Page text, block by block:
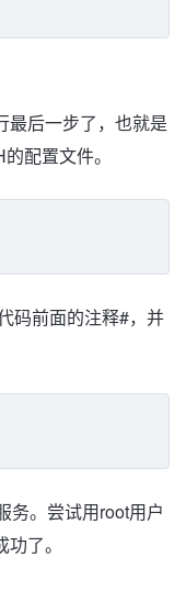
最后一步了，也就是
配置文件。
码前面的注释#，并
务。尝试用root用户
了。